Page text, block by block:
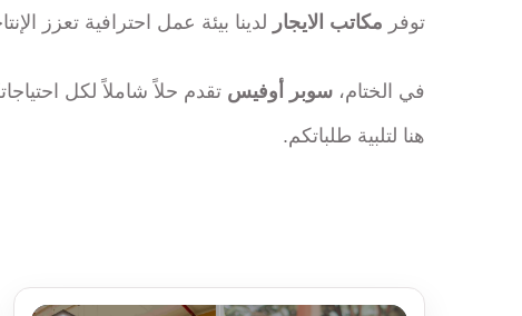
توفر مكاتب الايجار لدينا بيئة عمل احترافية تعزز
في الختام، سوبر أوفيس تقدم حلاً شاملاً لكل
هنا لتلبية طلباتكم.